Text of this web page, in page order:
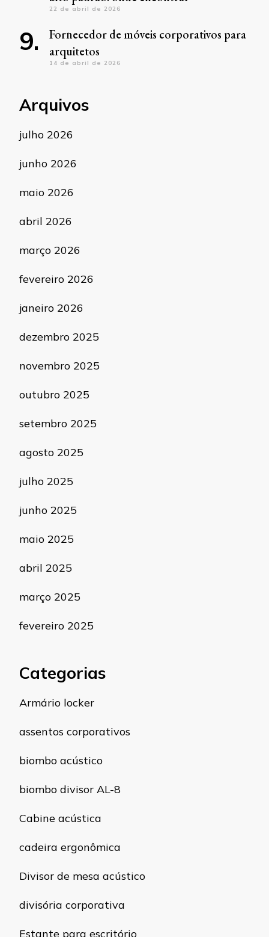
22 de abril de 2026
Fornecedor de móveis corporativos para
arquitetos
14 de abril de 2026
Arquivos
julho 2026
junho 2026
maio 2026
abril 2026
março 2026
fevereiro 2026
janeiro 2026
dezembro 2025
novembro 2025
outubro 2025
setembro 2025
agosto 2025
julho 2025
junho 2025
maio 2025
abril 2025
março 2025
fevereiro 2025
Categorias
Armário locker
assentos corporativos
biombo acústico
biombo divisor AL-8
Cabine acústica
cadeira ergonômica
Divisor de mesa acústico
divisória corporativa
Estante para escritório